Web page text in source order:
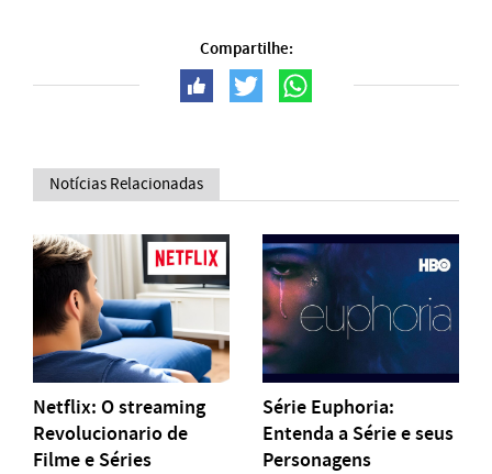
Compartilhe:
Notícias Relacionadas
Netflix: O streaming
Revolucionario de
Filme e Séries
Série Euphoria:
Entenda a Série e seus
Personagens